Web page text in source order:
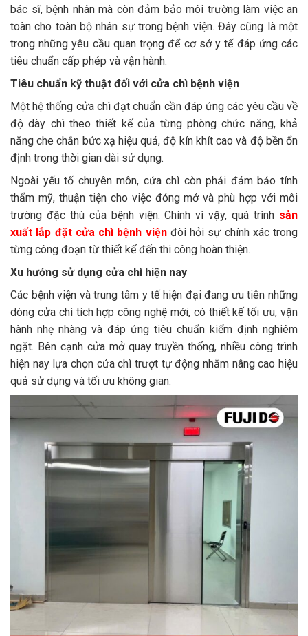
bác sĩ, bệnh nhân mà còn đảm bảo môi trường làm việc an
toàn cho toàn bộ nhân sự trong bệnh viện. Đây cũng là một
trong những yêu cầu quan trọng để cơ sở y tế đáp ứng các
tiêu chuẩn cấp phép và vận hành.
Tiêu chuẩn kỹ thuật đối với cửa chì bệnh viện
Một hệ thống cửa chì đạt chuẩn cần đáp ứng các yêu cầu về
độ dày chì theo thiết kế của từng phòng chức năng, khả
năng che chắn bức xạ hiệu quả, độ kín khít cao và độ bền ổn
định trong thời gian dài sử dụng.
Ngoài yếu tố chuyên môn, cửa chì còn phải đảm bảo tính
thẩm mỹ, thuận tiện cho việc đóng mở và phù hợp với môi
trường đặc thù của bệnh viện. Chính vì vậy, quá trình sản
xuất lắp đặt cửa chì bệnh việnđòi hỏi sự chính xác trong
từng công đoạn từ thiết kế đến thi công hoàn thiện.
Xu hướng sử dụng cửa chì hiện nay
Các bệnh viện và trung tâm y tế hiện đại đang ưu tiên những
dòng cửa chì tích hợp công nghệ mới, có thiết kế tối ưu, vận
hành nhẹ nhàng và đáp ứng tiêu chuẩn kiểm định nghiêm
ngặt. Bên cạnh cửa mở quay truyền thống, nhiều công trình
hiện nay lựa chọn cửa chì trượt tự động nhằm nâng cao hiệu
quả sử dụng và tối ưu không gian.